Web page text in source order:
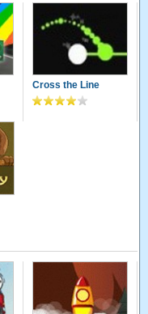
Cross the Line